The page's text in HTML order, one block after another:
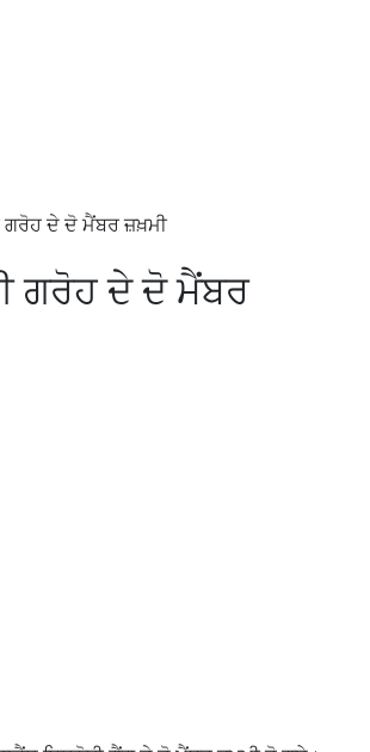
ਗਰੋਹ ਦੇ ਦੋ ਮੈਂਬਰ ਜ਼ਖ਼ਮੀ
ਗਰੋਹ ਦੇ ਦੋ ਮੈਂਬਰ